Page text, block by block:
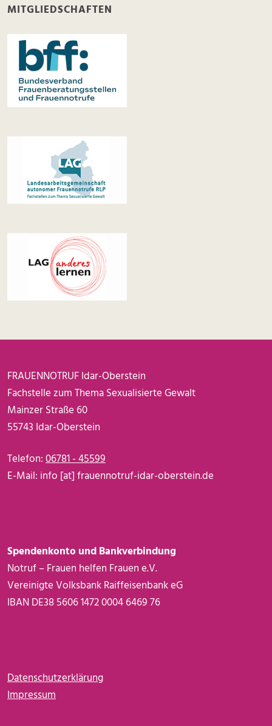
MITGLIEDSCHAFTEN
FRAUENNOTRUF Idar-Oberstein
Fachstelle zum Thema Sexualisierte Gewalt
Mainzer Straße 60
55743 Idar-Oberstein
Telefon:06781 - 45599
E-Mail:info[at]frauennotruf-idar-oberstein.de
Spendenkonto und Bankverbindung
Notruf – Frauen helfen Frauen e.V.
Vereinigte Volksbank Raiffeisenbank eG
IBAN DE38 5606 1472 0004 6469 76
Fußzeile
Datenschutzerklärung
Impressum